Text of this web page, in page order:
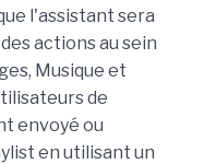
l'assistant sera
actions au sein
Musique et
de
envoyé ou
en utilisant un